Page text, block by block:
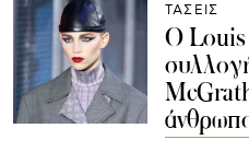
ΤΑΣΕΙΣ
Ο Louis